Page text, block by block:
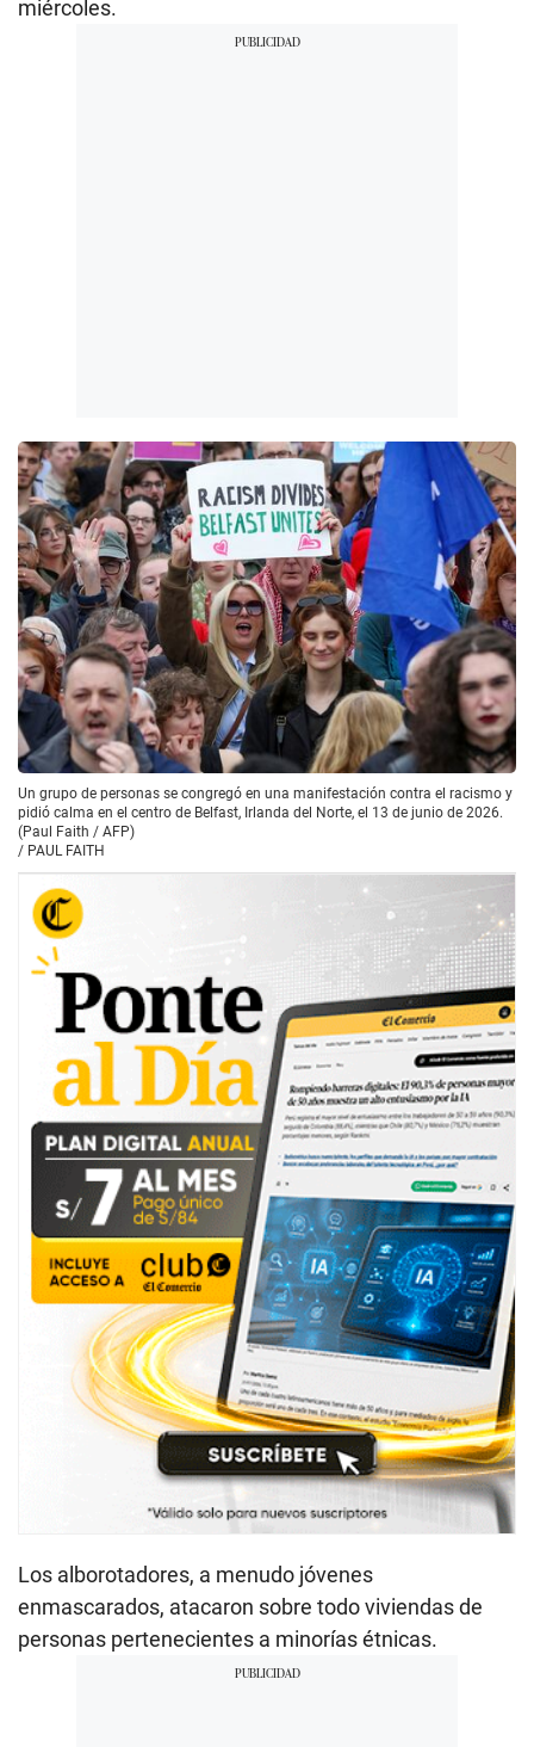
miércoles.
Un grupo de personas se congregó en una manifestación contra el racismo y
pidió calma en el centro de Belfast, Irlanda del Norte, el 13 de junio de 2026.
(Paul Faith / AFP)
/ PAUL FAITH
Los alborotadores, a menudo jóvenes
enmascarados, atacaron sobre todo viviendas de
personas pertenecientes a minorías étnicas.